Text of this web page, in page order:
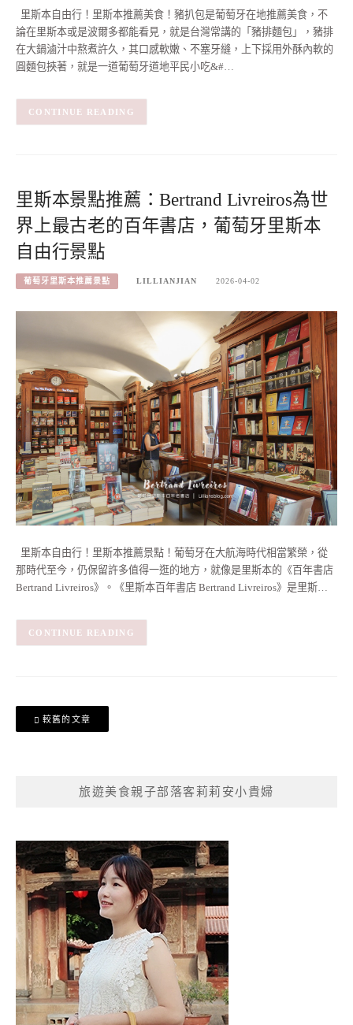
里斯本自由行！里斯本推薦美食！豬扒包是葡萄牙在地推薦美食，不
論在里斯本或是波爾多都能看見，就是台灣常講的「豬排麵包」，豬排
在大鍋滷汁中熬煮許久，其口感軟嫩、不塞牙縫，上下採用外酥內軟的
圓麵包挾著，就是一道葡萄牙道地平民小吃&#…
CONTINUE READING
里斯本景點推薦：Bertrand Livreiros為世
界上最古老的百年書店，葡萄牙里斯本
自由行景點
葡萄牙里斯本推薦景點 LILLIANJIAN 2026-04-02
里斯本自由行！里斯本推薦景點！葡萄牙在大航海時代相當繁榮，從
那時代至今，仍保留許多值得一逛的地方，就像是里斯本的《百年書店
Bertrand Livreiros》。《里斯本百年書店 Bertrand Livreiros》是里斯…
CONTINUE READING
章
較舊的文章
旅遊美食親子部落客莉莉安小貴婦